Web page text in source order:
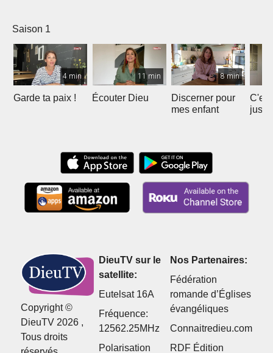
Saison 1
4 min
Garde ta paix !
11 min
Écouter Dieu
8 min
Discerner pour
mes enfant
juste
Copyright ©
DieuTV 2026 ,
Tous droits
DieuTV sur le
satellite:
Eutelsat 16A
Fréquence:
12562.25MHz
Polarisation
Nos Partenaires:
Fédération
romande d’Églises
évangéliques
Connaitredieu.com
RDF Édition